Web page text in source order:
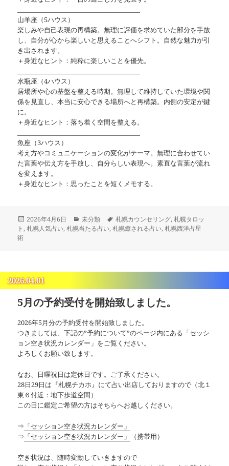
山羊座（5ハウス）
楽しみや自己表現の再構築。無理に評価を求めていた部分を手放
し、自分が心から楽しいと思えることへシフト。自然な魅力が引
き出されます。
＋身近なヒント：純粋に楽しいことを優先。
水瓶座（4ハウス）
居場所や心の基盤を整える時期。無理して維持していた環境や関
係を見直し、本当に安心できる場所へと再構築。内側の安定が鍵
に。
＋身近なヒント：落ち着く空間を整える。
魚座（3ハウス）
考え方やコミュニケーションの変化がテーマ。無理に合わせてい
た言葉や伝え方を手放し、自分らしい表現へ。素直な言葉が流れ
を変えます。
＋身近なヒント：思ったことを短くメモする。
投
稿
2026年4月6日
カ
テ
未分類
タ
グ
札幌カウンセリング,札幌タロッ
ト ,札幌人気占い,札幌当たる占い,札幌癒される占い,札幌西洋占星
術
2026.04.01
5月の予約受付を開始致しました。
2026年5月分の予約受付を開始致しました。
つきましては、下記の”予約について”のページ内にある「セッシ
ョン空き状況カレンダー」をご覧ください。
よろしくお願い致します。
なお、日曜祝日は定休日です。ご了承ください。
28日29日は『札幌チカホ』にて占い出店しておりますので（北１
東６付近：地下歩道空間）
この日に鑑定ご希望の方はそちらへお越しください。
⇒ 「セッション空き状況カレンダー」
⇒ 「セッション空き状況カレンダー」 （携帯用）
空き状況は、随時変動していきますので